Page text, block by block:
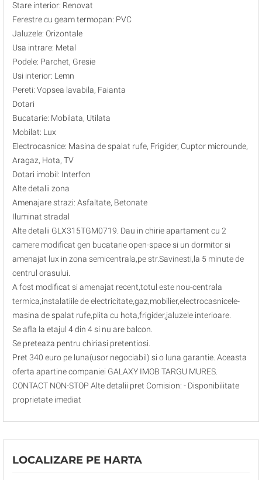
Stare interior: Renovat
Ferestre cu geam termopan: PVC
Jaluzele: Orizontale
Usa intrare: Metal
Podele: Parchet, Gresie
Usi interior: Lemn
Pereti: Vopsea lavabila, Faianta
Dotari
Bucatarie: Mobilata, Utilata
Mobilat: Lux
Electrocasnice: Masina de spalat rufe, Frigider, Cuptor microunde,
Aragaz, Hota, TV
Dotari imobil: Interfon
Alte detalii zona
Amenajare strazi: Asfaltate, Betonate
Iluminat stradal
Alte detalii GLX315TGM0719. Dau in chirie apartament cu 2
camere modificat gen bucatarie open-space si un dormitor si
amenajat lux in zona semicentrala,pe str.Savinesti,la 5 minute de
centrul orasului.
A fost modificat si amenajat recent,totul este nou-centrala
termica,instalatiile de electricitate,gaz,mobilier,electrocasnicele-
masina de spalat rufe,plita cu hota,frigider,jaluzele interioare.
Se afla la etajul 4 din 4 si nu are balcon.
Se preteaza pentru chiriasi pretentiosi.
Pret 340 euro pe luna(usor negociabil) si o luna garantie. Aceasta
oferta apartine companiei GALAXY IMOB TARGU MURES.
CONTACT NON-STOP Alte detalii pret Comision: - Disponibilitate
proprietate imediat
LOCALIZARE PE HARTA